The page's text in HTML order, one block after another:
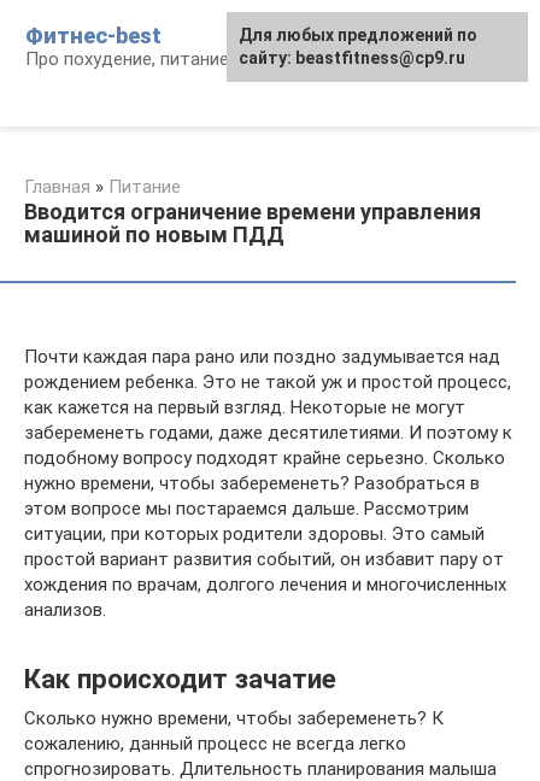
контенту
Фитнес-best
Про похудение, питание и фитнес
Главная » Питание
Вводится ограничение времени управления
машиной по новым ПДД
Почти каждая пара рано или поздно задумывается над
рождением ребенка. Это не такой уж и простой процесс,
как кажется на первый взгляд. Некоторые не могут
забеременеть годами, даже десятилетиями. И поэтому к
подобному вопросу подходят крайне серьезно. Сколько
нужно времени, чтобы забеременеть? Разобраться в
этом вопросе мы постараемся дальше. Рассмотрим
ситуации, при которых родители здоровы. Это самый
простой вариант развития событий, он избавит пару от
хождения по врачам, долгого лечения и многочисленных
анализов.
Как происходит зачатие
Сколько нужно времени, чтобы забеременеть? К
сожалению, данный процесс не всегда легко
спрогнозировать. Длительность планирования малыша
Для любых предложений по
сайту: beastfitness@cp9.ru